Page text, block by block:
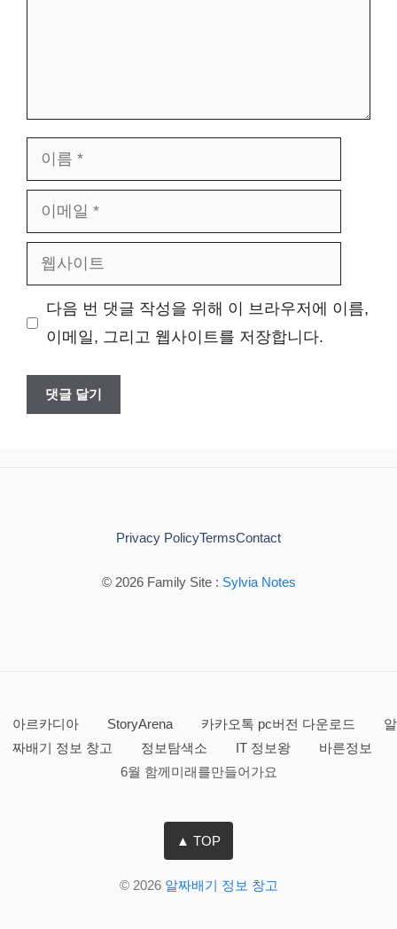
름
메
사
다음 번 댓글 작성을 위해 이 브라우저에 이름,
이메일, 그리고 웹사이트를 저장합니다.
© 2026 Family Site : Sylvia Notes
Privacy PolicyTermsContact
아르카디아 StoryArena 카카오톡 pc버전 다운로드
알
짜배기 정보 창고
정보탐색소 IT 정보왕
바른정보
6월 함께미래를만들어가요
▲ TOP
© 2026 알짜배기 정보 창고